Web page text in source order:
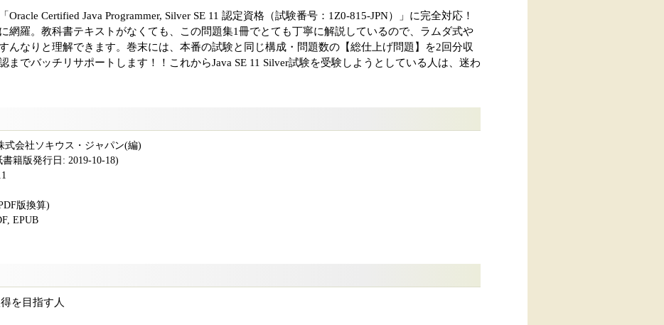
Oracle Certified Java Programmer, Silver SE 11 認定資格（試験番号：1Z0-815-JPN）」に完全対応！
網羅。教科書テキストがなくても、この問題集1冊でとても丁寧に解説しているので、ラムダ式や
んなりと理解できます。巻末には、本番の試験と同じ構成・問題数の【総仕上げ問題】を2回分収
までバッチリサポートします！！これからJava SE 11 Silver試験を受験しようとしている人は、迷わ
式会社ソキウス・ジャパン(編)
籍版発行日: 2019-10-18)
版換算)
EPUB
を目指す人